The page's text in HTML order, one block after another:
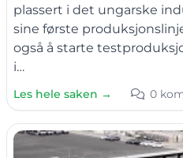
plassert i det ungarske
sine første
også å starte
i…
Les hele saken → 0